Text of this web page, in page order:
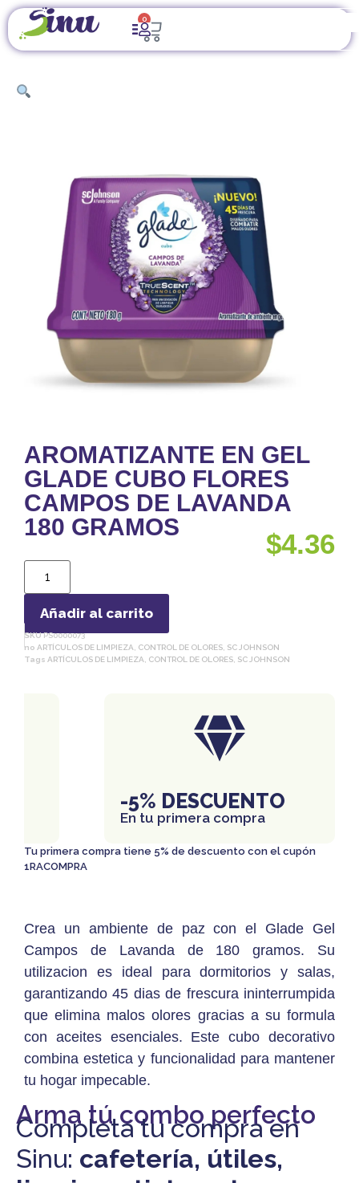
0
/ AROMATIZANTE EN GEL GLADE CUBO FLORES CAMPOS
DE LAVANDA 180 GRAMOS
AROMATIZANTE EN GEL
GLADE CUBO FLORES
CAMPOS DE LAVANDA
180 GRAMOS
Crea un ambiente de paz con el Glade Gel
Campos de Lavanda de 180 gramos. Su
utilizacion es ideal para dormitorios y salas,
garantizando 45 dias de frescura ininterrumpida
que elimina malos olores gracias a su formula
con aceites esenciales. Este cubo decorativo
combina estetica y funcionalidad para mantener
tu hogar impecable.
$4.36
Añadir al carrito
SKUPS0000073
no ARTÍCULOS DE LIMPIEZA, CONTROL DE OLORES, SC JOHNSON
Tags ARTÍCULOS DE LIMPIEZA, CONTROL DE OLORES, SC JOHNSON
-5% DESCUENTO
En tu primera compra
Tu primera compra tiene 5% de descuento con el cupón
1RACOMPRA
Arma tú combo perfecto
Completa tu compra en
Sinu: cafetería, útiles,